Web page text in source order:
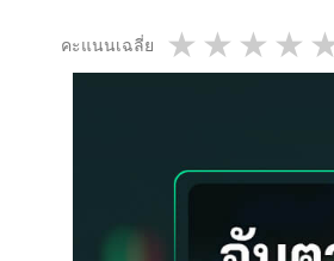
คะแนนเฉลี่ย 3
2
1 star